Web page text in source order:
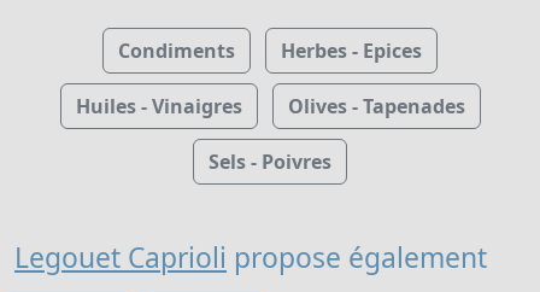
Condiments Herbes - Epices
Huiles - Vinaigres Olives - Tapenades
Sels - Poivres
Legouet Caprioli propose également